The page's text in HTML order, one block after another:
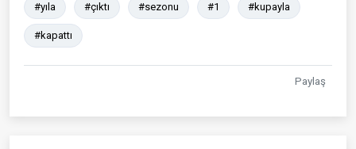
#yıla #çıktı #sezonu #1 #kupayla
#kapattı
Paylaş